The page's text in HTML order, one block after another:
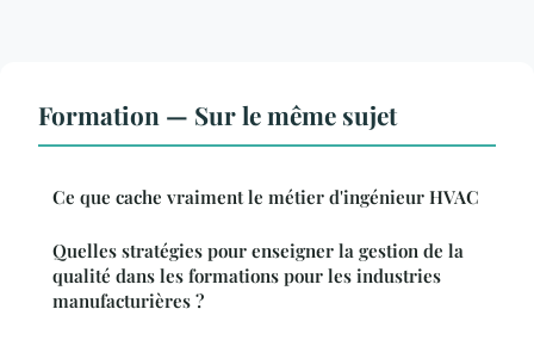
Formation — Sur le même sujet
Ce que cache vraiment le métier d'ingénieur HVAC
Quelles stratégies pour enseigner la gestion de la
qualité dans les formations pour les industries
manufacturières ?